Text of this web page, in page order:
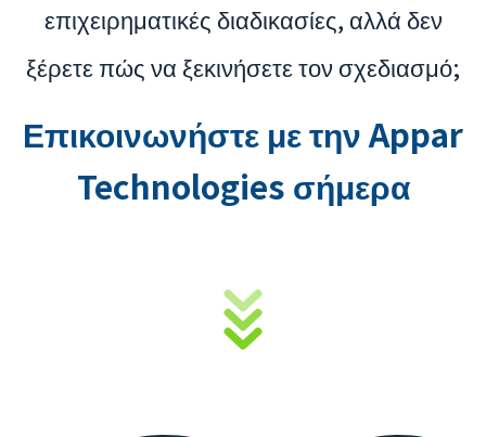
επιχειρηματικές διαδικασίες, αλλά δεν
ξέρετε πώς να ξεκινήσετε τον σχεδιασμό;
Επικοινωνήστε με την Appar
Technologies σήμερα